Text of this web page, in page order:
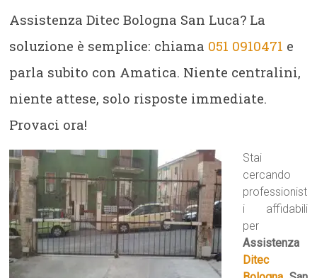
Assistenza Ditec Bologna San Luca? La
soluzione è semplice: chiama 051 0910471 e
parla subito con Amatica. Niente centralini,
niente attese, solo risposte immediate.
Provaci ora!
Stai
cercando
professionist
i affidabili
per
Assistenza
Ditec